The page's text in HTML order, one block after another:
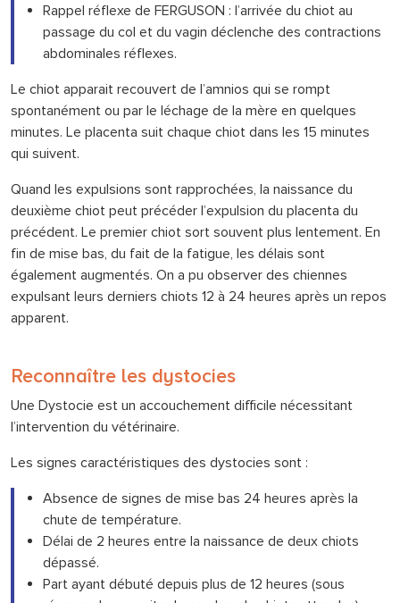
Rappel réflexe de FERGUSON : l’arrivée du chiot au
passage du col et du vagin déclenche des contractions
abdominales réflexes.
Le chiot apparait recouvert de l’amnios qui se rompt
spontanément ou par le léchage de la mère en quelques
minutes. Le placenta suit chaque chiot dans les 15 minutes
qui suivent.
Quand les expulsions sont rapprochées, la naissance du
deuxième chiot peut précéder l’expulsion du placenta du
précédent. Le premier chiot sort souvent plus lentement. En
fin de mise bas, du fait de la fatigue, les délais sont
également augmentés. On a pu observer des chiennes
expulsant leurs derniers chiots 12 à 24 heures après un repos
apparent.
Reconnaître les dystocies
Une Dystocie est un accouchement difficile nécessitant
l’intervention du vétérinaire.
Les signes caractéristiques des dystocies sont :
Absence de signes de mise bas 24 heures après la
chute de température.
Délai de 2 heures entre la naissance de deux chiots
dépassé.
Part ayant débuté depuis plus de 12 heures (sous